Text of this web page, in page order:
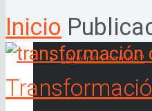
¿Quiénes somos?
Inicio